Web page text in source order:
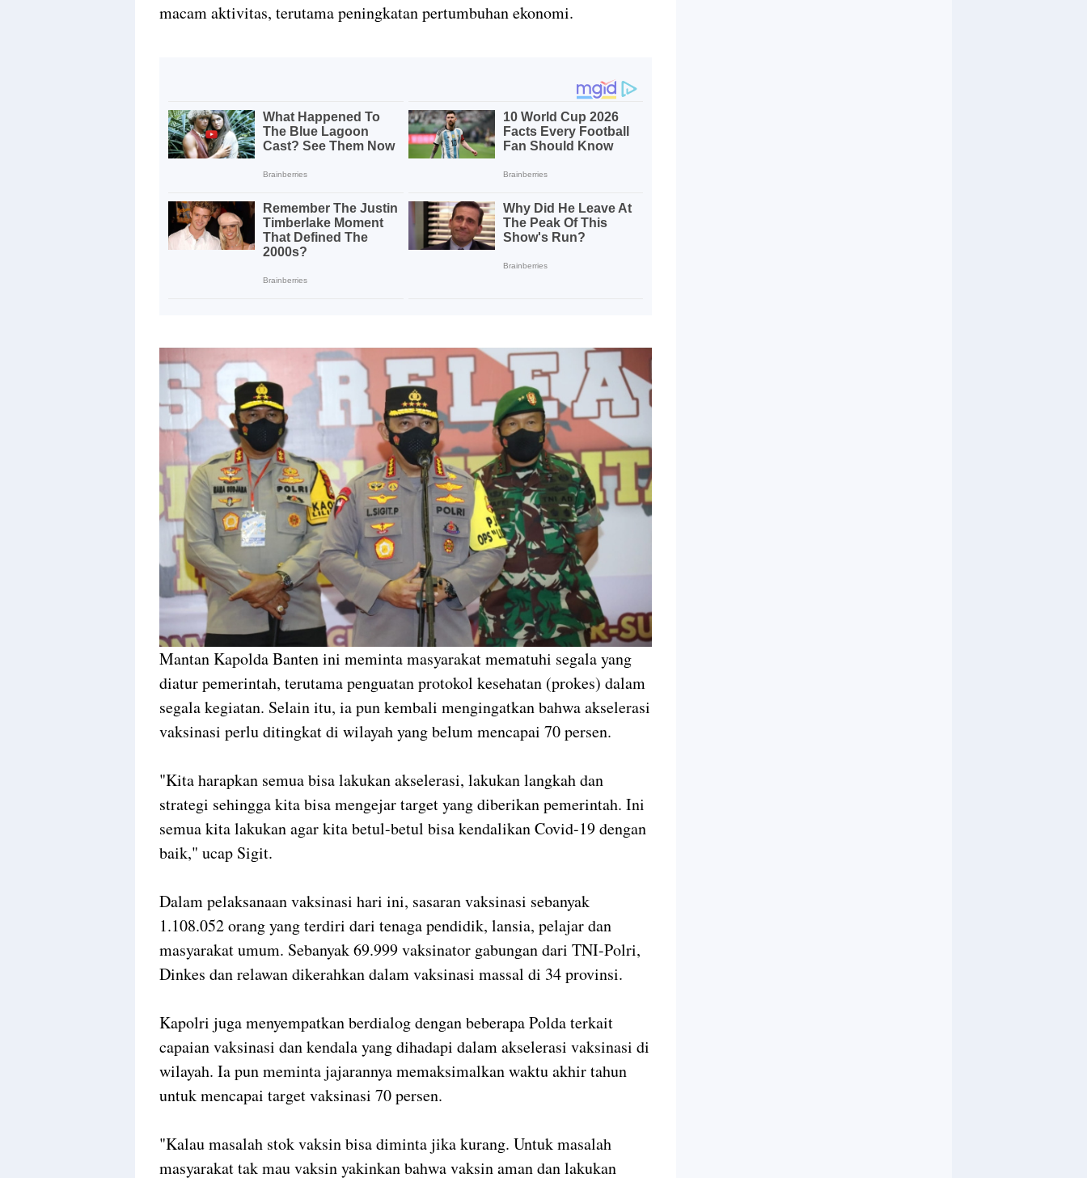
macam aktivitas, terutama peningkatan pertumbuhan ekonomi.
Mantan Kapolda Banten ini meminta masyarakat mematuhi segala yang
diatur pemerintah, terutama penguatan protokol kesehatan (prokes) dalam
segala kegiatan. Selain itu, ia pun kembali mengingatkan bahwa akselerasi
vaksinasi perlu ditingkat di wilayah yang belum mencapai 70 persen.
"Kita harapkan semua bisa lakukan akselerasi, lakukan langkah dan
strategi sehingga kita bisa mengejar target yang diberikan pemerintah. Ini
semua kita lakukan agar kita betul-betul bisa kendalikan Covid-19 dengan
baik," ucap Sigit.
Dalam pelaksanaan vaksinasi hari ini, sasaran vaksinasi sebanyak
1.108.052 orang yang terdiri dari tenaga pendidik, lansia, pelajar dan
masyarakat umum. Sebanyak 69.999 vaksinator gabungan dari TNI-Polri,
Dinkes dan relawan dikerahkan dalam vaksinasi massal di 34 provinsi.
Kapolri juga menyempatkan berdialog dengan beberapa Polda terkait
capaian vaksinasi dan kendala yang dihadapi dalam akselerasi vaksinasi di
wilayah. Ia pun meminta jajarannya memaksimalkan waktu akhir tahun
untuk mencapai target vaksinasi 70 persen.
"Kalau masalah stok vaksin bisa diminta jika kurang. Untuk masalah
masyarakat tak mau vaksin yakinkan bahwa vaksin aman dan lakukan